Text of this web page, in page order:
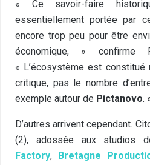
« Ce savoir-faire
essentiellement portée par
encore trop peu pour être
économique, » confirme
« L’écosystème est constitué
critique, pas le nombre
exemple autour de Pictanovo.
D’autres arrivent cependant.
(2), adossée aux studios
Factory, Bretagne